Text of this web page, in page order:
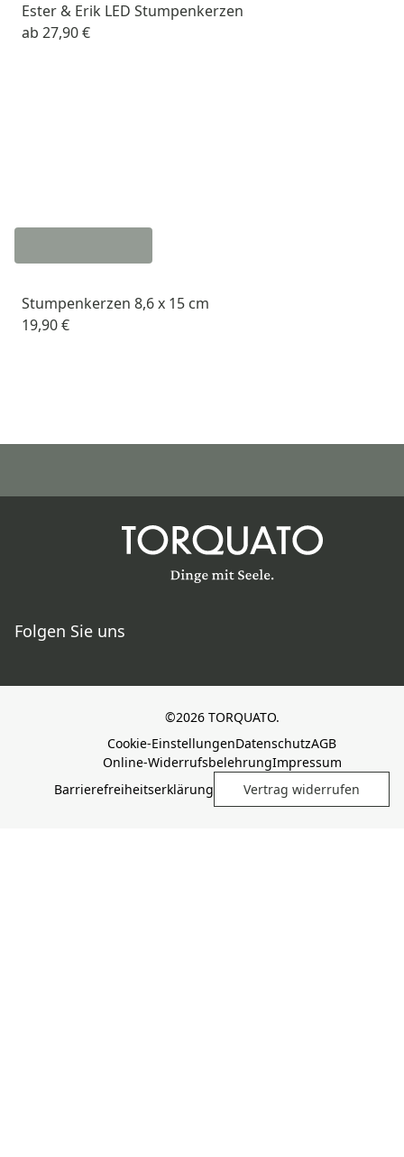
Ester & Erik LED Stumpenkerzen
ab 27,90 €
Stumpenkerzen 8,6 x 15 cm
19,90 €
Folgen Sie uns
©2026 TORQUATO.
Cookie-EinstellungenDatenschutzAGB
Online-WiderrufsbelehrungImpressum
Barrierefreiheitserklärung
Vertrag widerrufen